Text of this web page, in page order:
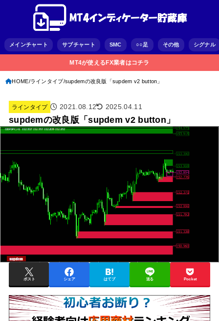
メインチャート サブチャート SMC ○○足 その他 シグナル
MT4が使えるFX業者はコチラ
HOME ラインタイプ supdemの改良版「supdem v2 button」
ラインタイプ 2021.08.12 2025.04.11
supdemの改良版「supdem v2 button」
ポスト シェア はてブ 送る Pocket